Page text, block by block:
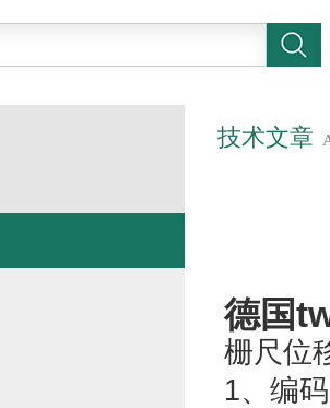
技术文章
德国
栅尺位
1、编